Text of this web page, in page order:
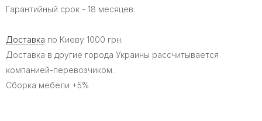
Гарантийный срок - 18 месяцев.
Доставка по Киеву 1000 грн.
Доставка в другие города Украины рассчитывается
компанией-перевозчиком.
Сборка мебели +5%